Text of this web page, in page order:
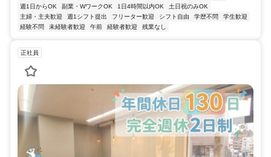
週1日からOK
副業・WワークOK 1日4時間以内OK
土日祝のみOK
主婦・主夫歓迎
週1シフト提出 フリーター歓迎 シフト自由 学歴不問
学生歓迎
経験不問
未経験者歓迎 午前 経験者歓迎 残業なし
正社員